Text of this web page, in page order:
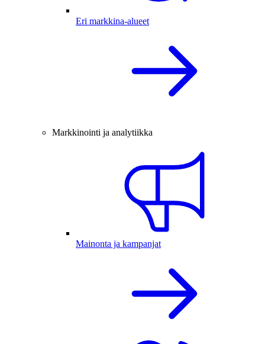
Eri markkina-alueet
Markkinointi ja analytiikka
Mainonta ja kampanjat